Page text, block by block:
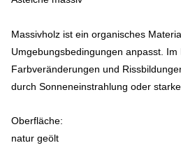
Massivholz ist ein organisches
Umgebungsbedingungen anpasst.
Farbveränderungen und
durch Sonneneinstrahlung oder
Oberfläche:
natur geölt